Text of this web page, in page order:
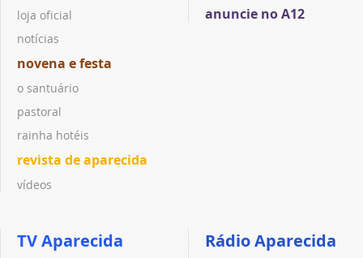
loja oficial
notícias
novena e festa
o santuário
pastoral
rainha hotéis
revista de aparecida
vídeos
anuncie no A12
TV Aparecida Rádio Aparecida